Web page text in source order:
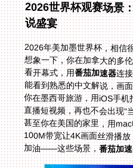
2026世界杯观赛场景
说盛宴
2026年美加墨世界杯，相信
想象一下，你在加拿大的多
看开幕式，用番茄加速器连
能看到
你在墨
直播短
甚至你
100M
加油——这些场景，番茄加